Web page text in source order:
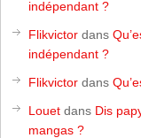
indépendant ?
Flikvictor dans
indépendant ?
Flikvictor dans
Louet dans Dis
mangas ?